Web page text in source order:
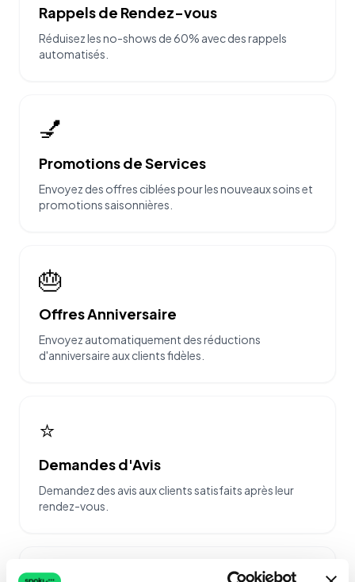
Rappels de Rendez-vous
Réduisez les no-shows de 60% avec des rappels
automatisés.
💅
Promotions de Services
Envoyez des offres ciblées pour les nouveaux soins et
promotions saisonnières.
🎂
Offres Anniversaire
Envoyez automatiquement des réductions
d'anniversaire aux clients fidèles.
⭐
Demandes d'Avis
Demandez des avis aux clients satisfaits après leur
rendez-vous.